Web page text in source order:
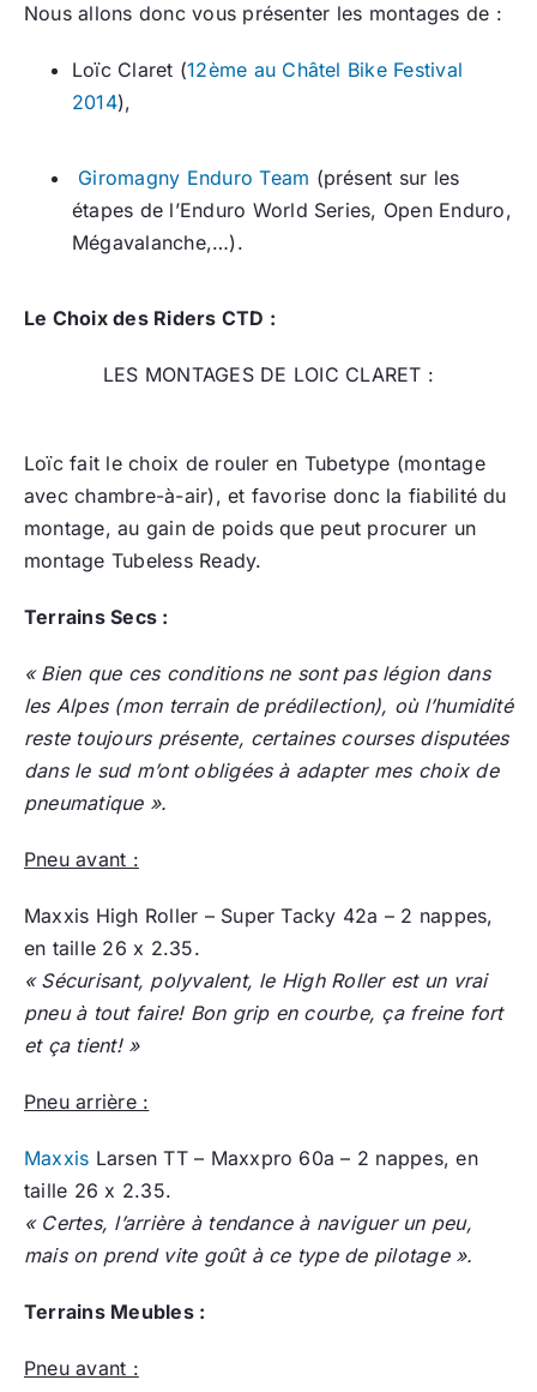
Nous allons donc vous présenter les montages de :
Loïc Claret (12ème au Châtel Bike Festival
2014),
Giromagny Enduro Team (présent sur les
étapes de l’Enduro World Series, Open Enduro,
Mégavalanche,…).
Le Choix des Riders CTD :
LES MONTAGES DE LOIC CLARET :
Loïc fait le choix de rouler en Tubetype (montage
avec chambre-à-air), et favorise donc la fiabilité du
montage, au gain de poids que peut procurer un
montage Tubeless Ready.
Terrains Secs :
« Bien que ces conditions ne sont pas légion dans
les Alpes (mon terrain de prédilection), où l’humidité
reste toujours présente, certaines courses disputées
dans le sud m’ont obligées à adapter mes choix de
pneumatique ».
Pneu avant :
Maxxis High Roller – Super Tacky 42a – 2 nappes,
en taille 26 x 2.35.
« Sécurisant, polyvalent, le High Roller est un vrai
pneu à tout faire! Bon grip en courbe, ça freine fort
et ça tient! »
Pneu arrière :
Maxxis Larsen TT – Maxxpro 60a – 2 nappes, en
taille 26 x 2.35.
« Certes, l’arrière à tendance à naviguer un peu,
mais on prend vite goût à ce type de pilotage ».
Terrains Meubles :
Pneu avant :